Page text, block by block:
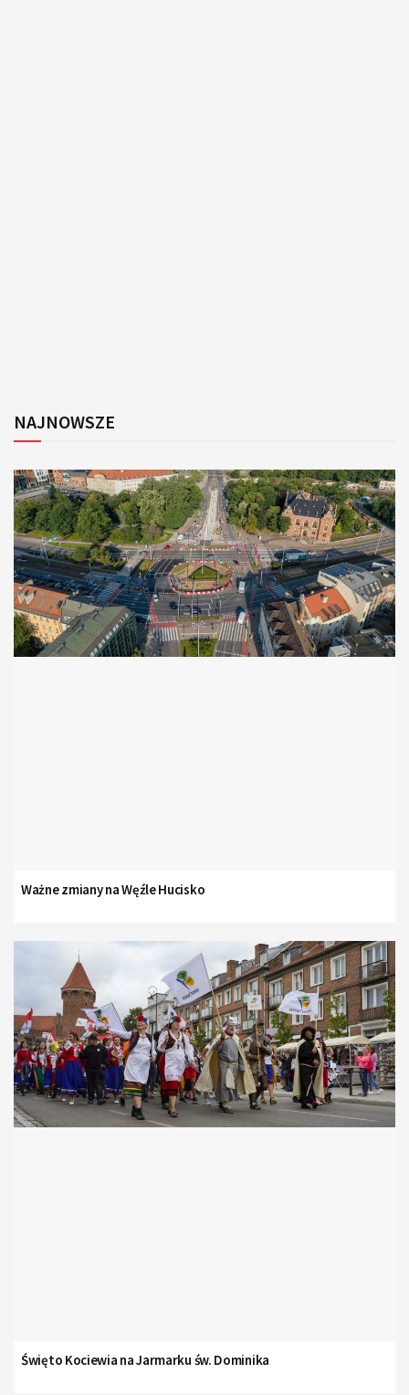
NAJNOWSZE
Ważne zmiany na Węźle Hucisko
Święto Kociewia na Jarmarku św. Dominika